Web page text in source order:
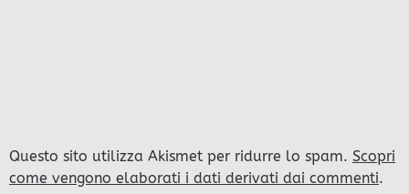
Questo sito utilizza Akismet per ridurre lo spam. Scopri
come vengono elaborati i dati derivati dai commenti.